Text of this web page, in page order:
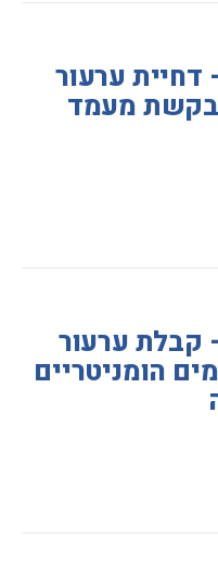
ערעור
בקשת מעמד
קבלת ערעור
הומניטריים